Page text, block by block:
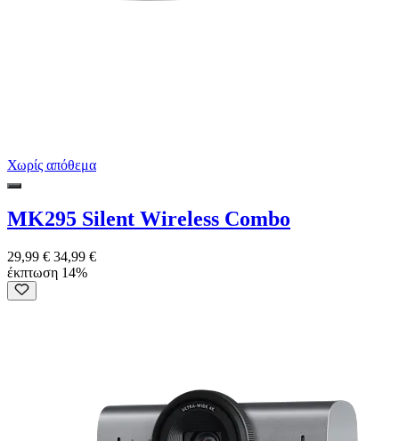
Χωρίς απόθεμα
MK295 Silent Wireless Combo
29,99 € 34,99 €
έκπτωση 14%